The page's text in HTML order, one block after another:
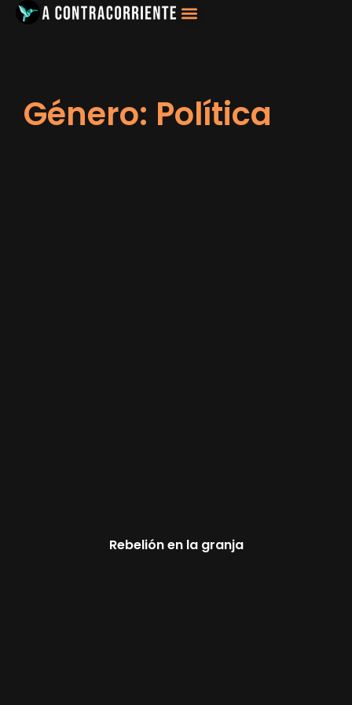
Género: Política
Rebelión en la granja